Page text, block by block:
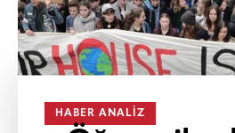
HABER ANALIZ